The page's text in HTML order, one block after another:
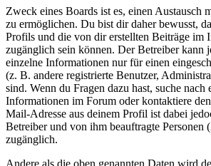
Zweck eines Boards ist es, einen Austausch
zu ermöglichen. Du bist dir daher bewusst,
Profils und die von dir erstellten Beiträge im
zugänglich sein können. Der Betreiber kann
einzelne Informationen nur für einen
(z. B. andere registrierte Benutzer,
sind. Wenn du Fragen dazu hast, suche nach
Informationen im Forum oder kontaktiere
Mail-Adresse aus deinem Profil ist dabei
Betreiber und von ihm beauftragte Personen
zugänglich.
Andere als die oben genannten Daten wird